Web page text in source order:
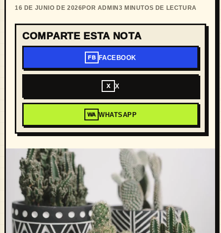
16 DE JUNIO DE 2026POR ADMIN 3 MINUTOS DE LECTURA
COMPARTE ESTA NOTA
FB FACEBOOK
X X
WA WHATSAPP